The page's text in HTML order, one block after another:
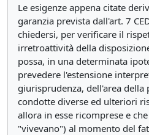
Le esigenze appena citate
garanzia prevista dall'art. 7
chiedersi, per verificare il
irretroattività della
possa, in una determinata
prevedere l'estensione
giurisprudenza, dell'area
condotte diverse ed ulteriori
allora in esse ricomprese e
"vivevano") al momento del